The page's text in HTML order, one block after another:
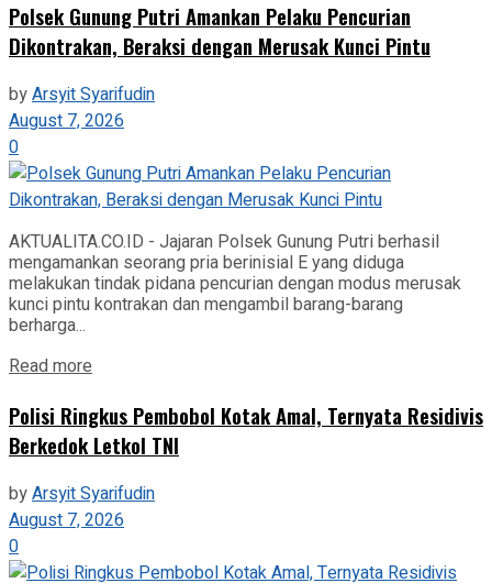
Polsek Gunung Putri Amankan Pelaku Pencurian
Dikontrakan, Beraksi dengan Merusak Kunci Pintu
byArsyit Syarifudin
August 7, 2026
0
AKTUALITA.CO.ID - Jajaran Polsek Gunung Putri berhasil
mengamankan seorang pria berinisial E yang diduga
melakukan tindak pidana pencurian dengan modus merusak
kunci pintu kontrakan dan mengambil barang-barang
berharga...
Read more
Polisi Ringkus Pembobol Kotak Amal, Ternyata Residivis
Berkedok Letkol TNI
byArsyit Syarifudin
August 7, 2026
0